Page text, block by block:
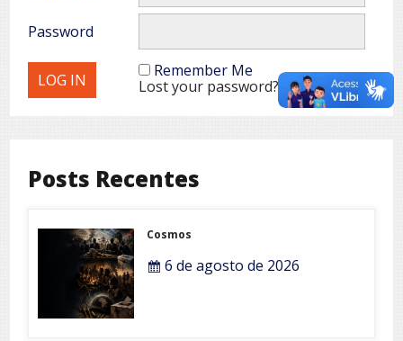
Password
Remember Me
Lost your password?
Posts Recentes
Cosmos
6 de agosto de 2026